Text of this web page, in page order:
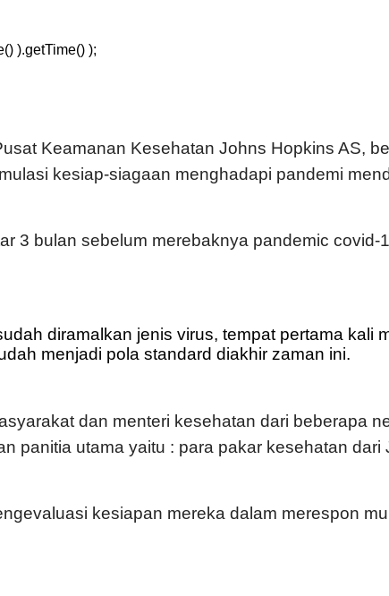
).getTime() );
Keamanan Kesehatan Johns Hopkins AS,
kesiap-siagaan menghadapi pandemi
3 bulan sebelum merebaknya pandemic
diramalkan jenis virus, tempat pertama
menjadi pola standard diakhir zaman ini.
dan menteri kesehatan dari beberapa
panitia utama yaitu : para pakar kesehatan dari
kesiapan mereka dalam merespon